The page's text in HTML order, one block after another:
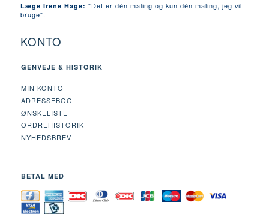
Læge Irene Hage: "Det er dén maling og kun dén maling, jeg vil
bruge".
KONTO
GENVEJE & HISTORIK
MIN KONTO
ADRESSEBOG
ØNSKELISTE
ORDREHISTORIK
NYHEDSBREV
BETAL MED